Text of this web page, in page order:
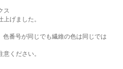
ス
げました。
番号が同じでも繊維の色は同じでは
ください。